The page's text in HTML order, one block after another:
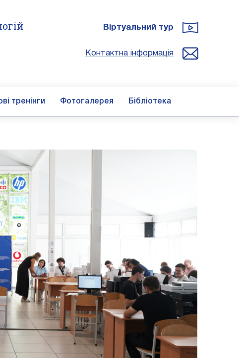
Віртуальний тур
Контактна інформація
тренінги Фотогалерея Бібліотека